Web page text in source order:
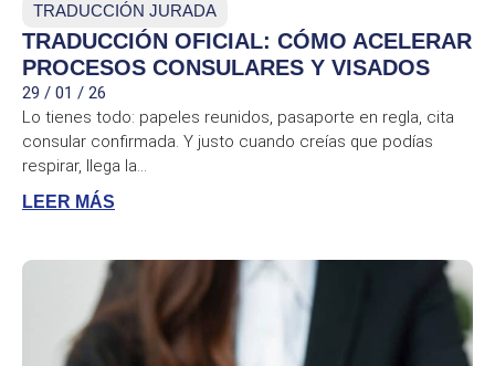
TRADUCCIÓN JURADA
TRADUCCIÓN OFICIAL: CÓMO ACELERAR
PROCESOS CONSULARES Y VISADOS
29 / 01 / 26
Lo tienes todo: papeles reunidos, pasaporte en regla, cita
consular confirmada. Y justo cuando creías que podías
respirar, llega la...
LEER MÁS